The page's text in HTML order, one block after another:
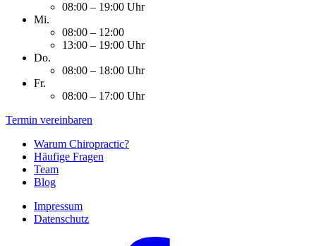
08:00 – 19:00 Uhr
Mi.
08:00 – 12:00
13:00 – 19:00 Uhr
Do.
08:00 – 18:00 Uhr
Fr.
08:00 – 17:00 Uhr
Termin vereinbaren
Warum Chiropractic?
Häufige Fragen
Team
Blog
Impressum
Datenschutz